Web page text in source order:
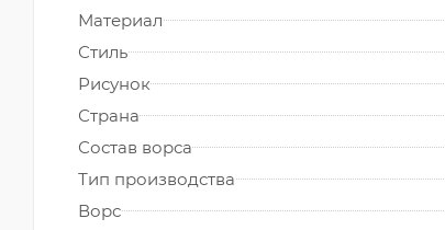
Материал
Стиль
Рисунок
Страна
Состав ворса
Тип производства
Ворс